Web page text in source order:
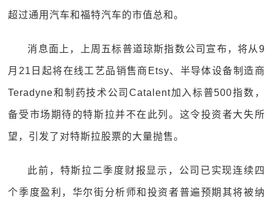
超过通用汽车和福特汽车的市值总和。
消息面上，上周五标普道琼斯指数公司宣布，将从9
月21日起将在线工艺品销售商Etsy、半导体设备制造商
Teradyne和制药技术公司Catalent加入标普500指数，
备受市场期待的特斯拉并不在此列。这令投资者大失所
望，引发了对特斯拉股票的大量抛售。
此前，特斯拉二季度财报显示，公司已实现连续四
个季度盈利，华尔街分析师和投资者普遍预期其将被纳